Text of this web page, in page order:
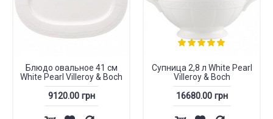
Блюдо овальное 41 см
White Pearl Villeroy & Boch
9120.00 грн
Супница 2,8 л White Pearl
Villeroy & Boch
16680.00 грн